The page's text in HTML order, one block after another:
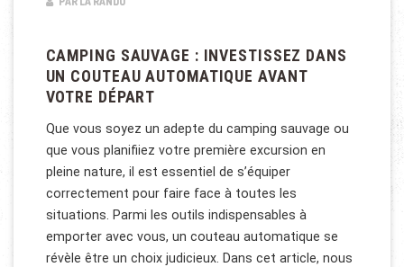
CAMPING SAUVAGE : INVESTISSEZ DANS
UN COUTEAU AUTOMATIQUE AVANT
VOTRE DÉPART
Que vous soyez un adepte du camping sauvage ou
que vous planifiiez votre première excursion en
pleine nature, il est essentiel de s’équiper
correctement pour faire face à toutes les
situations. Parmi les outils indispensables à
emporter avec vous, un couteau automatique se
révèle être un choix judicieux. Dans cet article, nous